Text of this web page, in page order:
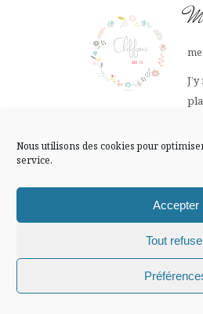
Nous utilisons des cookies pour
service.
Accepter
Tout
tania
Suivre sur